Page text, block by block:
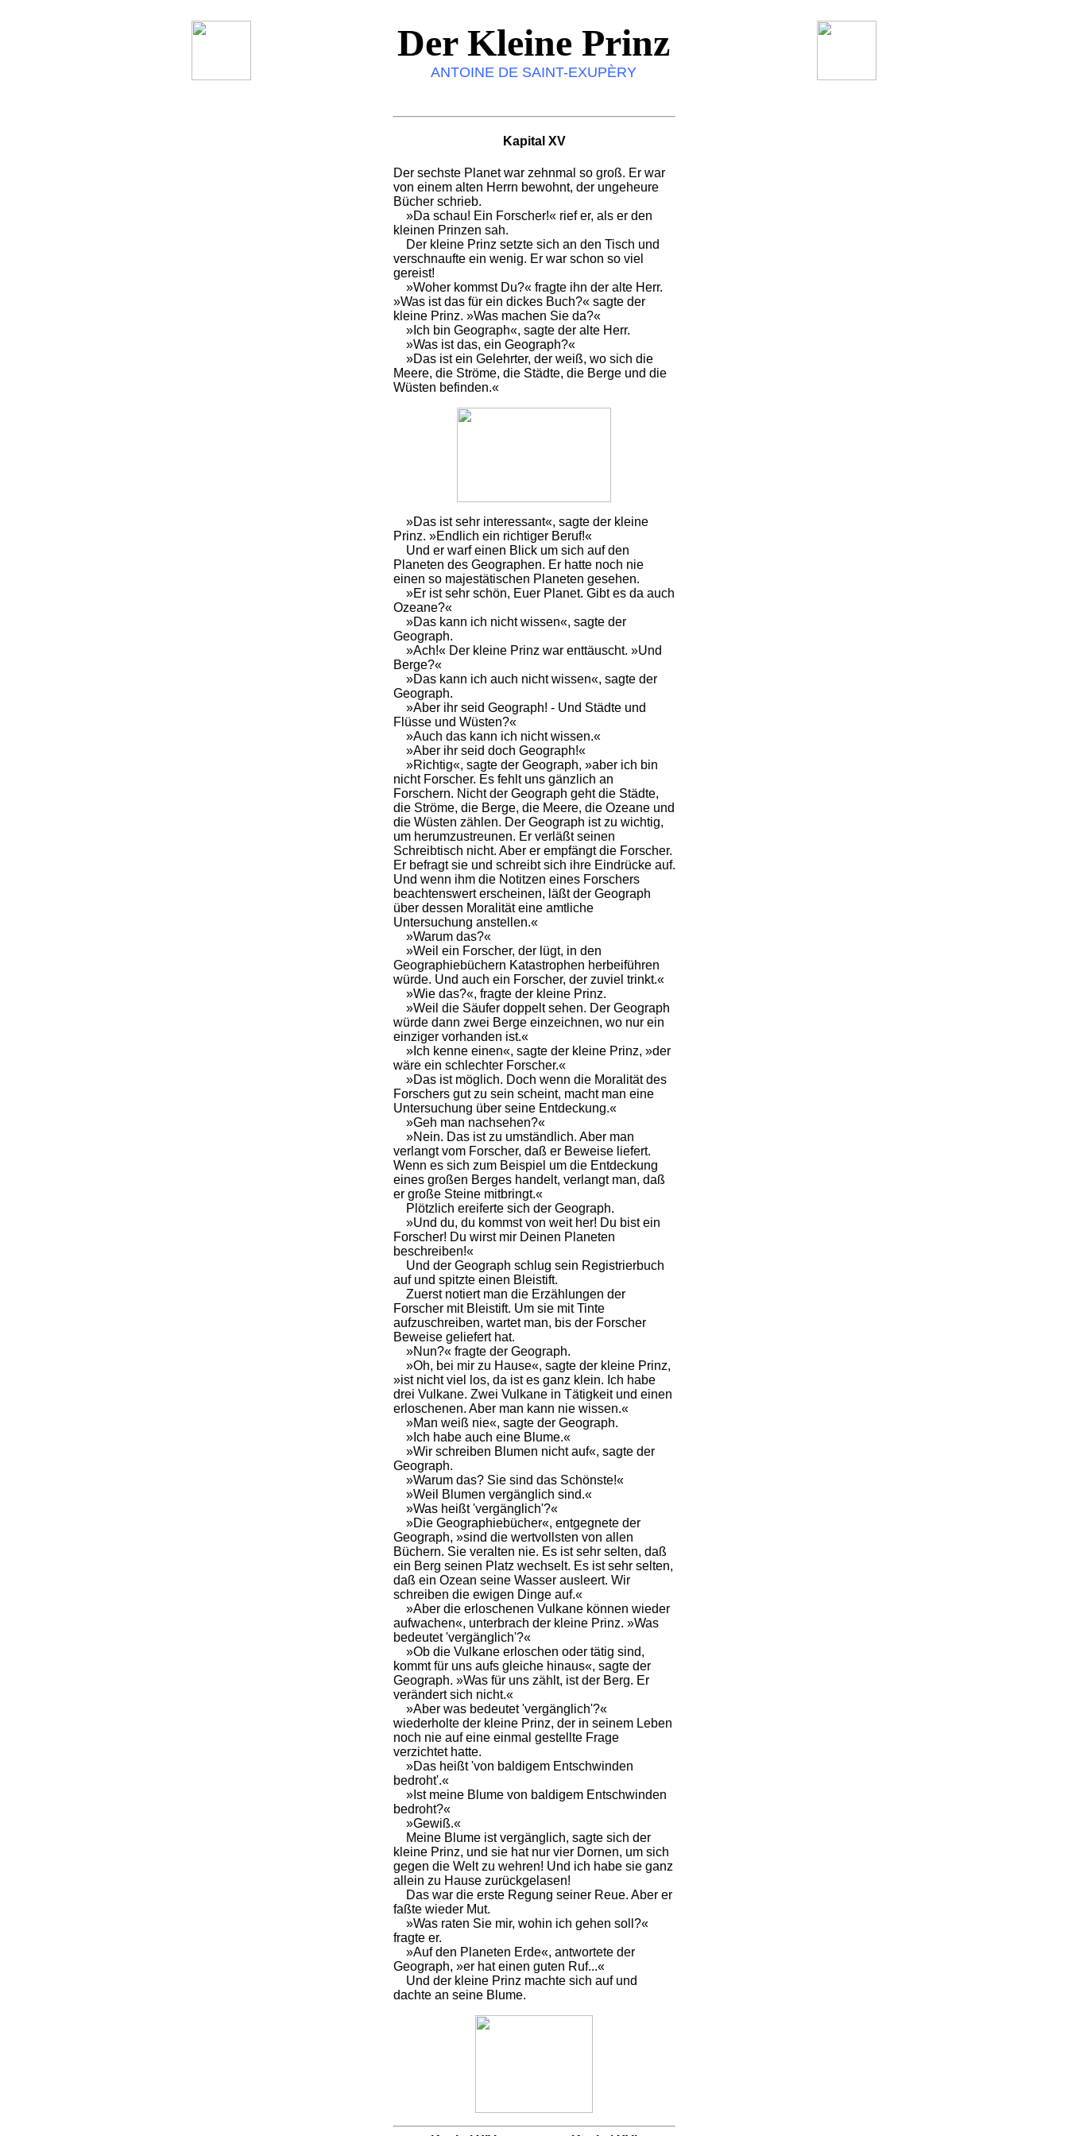
Der Kleine Prinz
ANTOINE DE SAINT-EXUPÈRY
Kapital XV
Der sechste Planet war zehnmal so groß. Er war
von einem alten Herrn bewohnt, der ungeheure
Bücher schrieb.
»Da schau! Ein Forscher!« rief er, als er den
kleinen Prinzen sah.
Der kleine Prinz setzte sich an den Tisch und
verschnaufte ein wenig. Er war schon so viel
gereist!
»Woher kommst Du?« fragte ihn der alte Herr.
»Was ist das für ein dickes Buch?« sagte der
kleine Prinz. »Was machen Sie da?«
»Ich bin Geograph«, sagte der alte Herr.
»Was ist das, ein Geograph?«
»Das ist ein Gelehrter, der weiß, wo sich die
Meere, die Ströme, die Städte, die Berge und die
Wüsten befinden.«
»Das ist sehr interessant«, sagte der kleine
Prinz. »Endlich ein richtiger Beruf!«
Und er warf einen Blick um sich auf den
Planeten des Geographen. Er hatte noch nie
einen so majestätischen Planeten gesehen.
»Er ist sehr schön, Euer Planet. Gibt es da auch
Ozeane?«
»Das kann ich nicht wissen«, sagte der
Geograph.
»Ach!« Der kleine Prinz war enttäuscht. »Und
Berge?«
»Das kann ich auch nicht wissen«, sagte der
Geograph.
»Aber ihr seid Geograph! - Und Städte und
Flüsse und Wüsten?«
»Auch das kann ich nicht wissen.«
»Aber ihr seid doch Geograph!«
»Richtig«, sagte der Geograph, »aber ich bin
nicht Forscher. Es fehlt uns gänzlich an
Forschern. Nicht der Geograph geht die Städte,
die Ströme, die Berge, die Meere, die Ozeane und
die Wüsten zählen. Der Geograph ist zu wichtig,
um herumzustreunen. Er verläßt seinen
Schreibtisch nicht. Aber er empfängt die Forscher.
Er befragt sie und schreibt sich ihre Eindrücke auf.
Und wenn ihm die Notitzen eines Forschers
beachtenswert erscheinen, läßt der Geograph
über dessen Moralität eine amtliche
Untersuchung anstellen.«
»Warum das?«
»Weil ein Forscher, der lügt, in den
Geographiebüchern Katastrophen herbeiführen
würde. Und auch ein Forscher, der zuviel trinkt.«
»Wie das?«, fragte der kleine Prinz.
»Weil die Säufer doppelt sehen. Der Geograph
würde dann zwei Berge einzeichnen, wo nur ein
einziger vorhanden ist.«
»Ich kenne einen«, sagte der kleine Prinz, »der
wäre ein schlechter Forscher.«
»Das ist möglich. Doch wenn die Moralität des
Forschers gut zu sein scheint, macht man eine
Untersuchung über seine Entdeckung.«
»Geh man nachsehen?«
»Nein. Das ist zu umständlich. Aber man
verlangt vom Forscher, daß er Beweise liefert.
Wenn es sich zum Beispiel um die Entdeckung
eines großen Berges handelt, verlangt man, daß
er große Steine mitbringt.«
Plötzlich ereiferte sich der Geograph.
»Und du, du kommst von weit her! Du bist ein
Forscher! Du wirst mir Deinen Planeten
beschreiben!«
Und der Geograph schlug sein Registrierbuch
auf und spitzte einen Bleistift.
Zuerst notiert man die Erzählungen der
Forscher mit Bleistift. Um sie mit Tinte
aufzuschreiben, wartet man, bis der Forscher
Beweise geliefert hat.
»Nun?« fragte der Geograph.
»Oh, bei mir zu Hause«, sagte der kleine Prinz,
»ist nicht viel los, da ist es ganz klein. Ich habe
drei Vulkane. Zwei Vulkane in Tätigkeit und einen
erloschenen. Aber man kann nie wissen.«
»Man weiß nie«, sagte der Geograph.
»Ich habe auch eine Blume.«
»Wir schreiben Blumen nicht auf«, sagte der
Geograph.
»Warum das? Sie sind das Schönste!«
»Weil Blumen vergänglich sind.«
»Was heißt 'vergänglich'?«
»Die Geographiebücher«, entgegnete der
Geograph, »sind die wertvollsten von allen
Büchern. Sie veralten nie. Es ist sehr selten, daß
ein Berg seinen Platz wechselt. Es ist sehr selten,
daß ein Ozean seine Wasser ausleert. Wir
schreiben die ewigen Dinge auf.«
»Aber die erloschenen Vulkane können wieder
aufwachen«, unterbrach der kleine Prinz. »Was
bedeutet 'vergänglich'?«
»Ob die Vulkane erloschen oder tätig sind,
kommt für uns aufs gleiche hinaus«, sagte der
Geograph. »Was für uns zählt, ist der Berg. Er
verändert sich nicht.«
»Aber was bedeutet 'vergänglich'?«
wiederholte der kleine Prinz, der in seinem Leben
noch nie auf eine einmal gestellte Frage
verzichtet hatte.
»Das heißt 'von baldigem Entschwinden
bedroht'.«
»Ist meine Blume von baldigem Entschwinden
bedroht?«
»Gewiß.«
Meine Blume ist vergänglich, sagte sich der
kleine Prinz, und sie hat nur vier Dornen, um sich
gegen die Welt zu wehren! Und ich habe sie ganz
allein zu Hause zurückgelasen!
Das war die erste Regung seiner Reue. Aber er
faßte wieder Mut.
»Was raten Sie mir, wohin ich gehen soll?«
fragte er.
»Auf den Planeten Erde«, antwortete der
Geograph, »er hat einen guten Ruf...«
Und der kleine Prinz machte sich auf und
dachte an seine Blume.